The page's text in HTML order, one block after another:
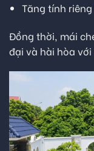
Tăng tính
Đồng thời, mái
đại và hài hòa